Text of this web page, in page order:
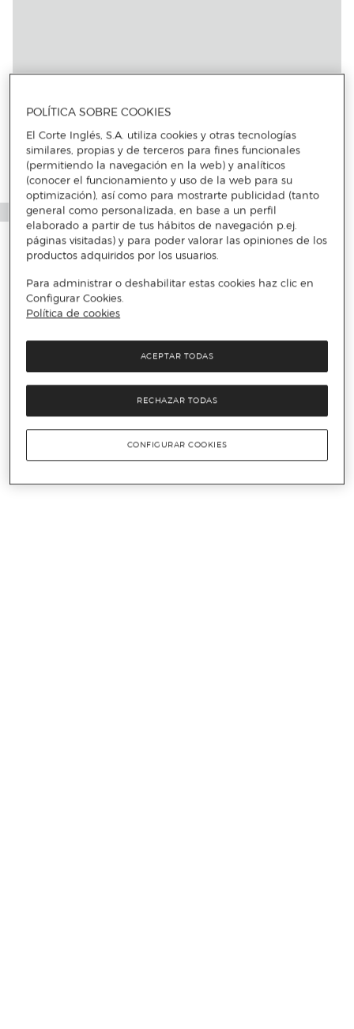
POLÍTICA SOBRE COOKIES
El Corte Inglés, S.A. utiliza cookies y otras tecnologías
similares, propias y de terceros para fines funcionales
(permitiendo la navegación en la web) y analíticos
(conocer el funcionamiento y uso de la web para su
optimización), así como para mostrarte publicidad (tanto
general como personalizada, en base a un perfil
elaborado a partir de tus hábitos de navegación p.ej.
páginas visitadas) y para poder valorar las opiniones de los
productos adquiridos por los usuarios.
Para administrar o deshabilitar estas cookies haz clic en
Configurar Cookies.
Política de cookies
RECHAZAR TODAS
ACEPTAR TODAS
CONFIGURAR COOKIES